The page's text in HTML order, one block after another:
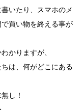
いたり、スマホのメ
買い物を終える事が
かりますが、
は、何がどこにある
し！